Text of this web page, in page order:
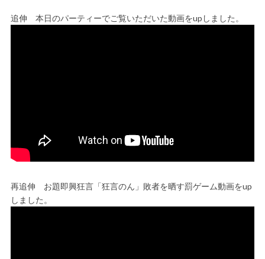
追伸 本日のパーティーでご覧いただいた動画をupしました。
再追伸 お題即興狂言「狂言のん」敗者を晒す罰ゲーム動画をup
しました。